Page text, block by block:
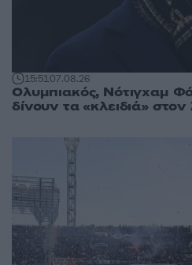
15:5107.08.26
Ολυμπιακός, Νότιγχαμ
δίνουν τα «κλειδιά»